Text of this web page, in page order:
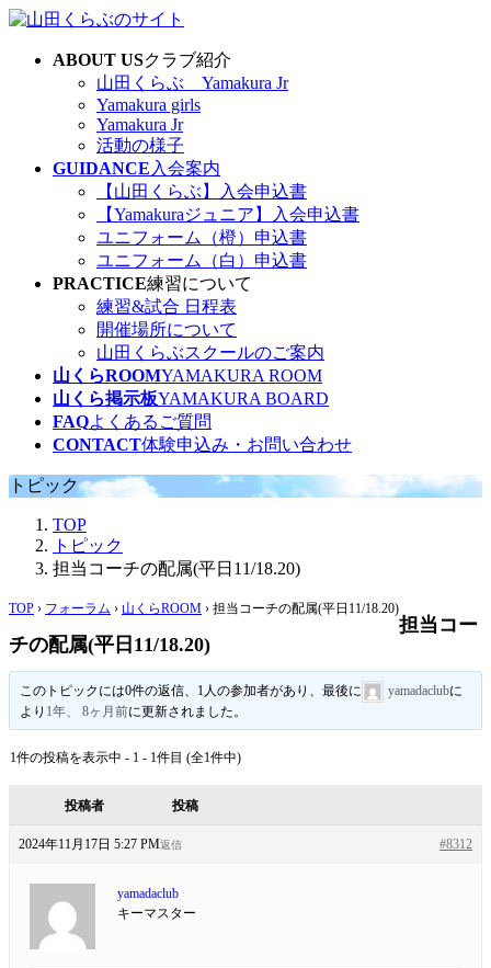
コ
ナ
ABOUT USクラブ紹介
山田くらぶ Yamakura Jr
Yamakura girls
Yamakura Jr
活動の様子
GUIDANCE 入会案内
【山田くらぶ】入会申込書
【Yamakuraジュニア】入会申込書
ユニフォーム（橙）申込書
ユニフォーム（白）申込書
PRACTICE練習について
練習&試合 日程表
開催場所について
山田くらぶスクールのご案内
山くらROOMYAMAKURA ROOM
山くら掲示板YAMAKURA BOARD
FAQよくあるご質問
CONTACT体験申込み・お問い合わせ
トピック
TOP
トピック
担当コーチの配属(平日11/18.20)
TOP › フォーラム › 山くらROOM › 担当コーチの配属(平日11/18.20)
担当コー
チの配属(平日11/18.20)
このトピックには0件の返信、1人の参加者があり、最後に yamadaclubに
より 1年、 8ヶ月前に更新されました。
1件の投稿を表示中 - 1 - 1件目 (全1件中)
投稿者 投稿
2024年11月17日 5:27 PM #8312
返信
yamadaclub
キーマスター